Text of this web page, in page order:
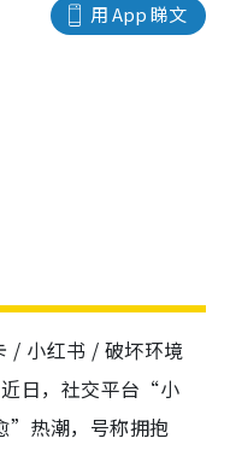
用 App 睇文
/ 小红书 / 破坏环境
日，社交平台“小
”热潮，号称拥抱